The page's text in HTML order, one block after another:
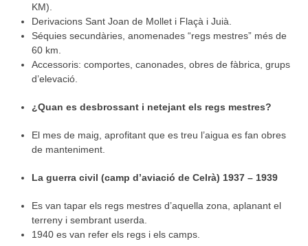
KM).
Derivacions Sant Joan de Mollet i Flaçà i Juià.
Séquies secundàries, anomenades “regs mestres” més de
60 km.
Accessoris: comportes, canonades, obres de fàbrica, grups
d’elevació.
¿Quan es desbrossant i netejant els regs mestres?
El mes de maig, aprofitant que es treu l’aigua es fan obres
de manteniment.
La guerra civil (camp d’aviació de Celrà) 1937 – 1939
Es van tapar els regs mestres d’aquella zona, aplanant el
terreny i sembrant userda.
1940 es van refer els regs i els camps.